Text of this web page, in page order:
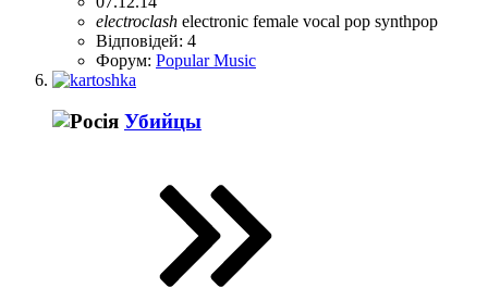
electroclash electronic female vocal pop synthpop
Відповідей: 4
Форум: Popular Music
Убийцы